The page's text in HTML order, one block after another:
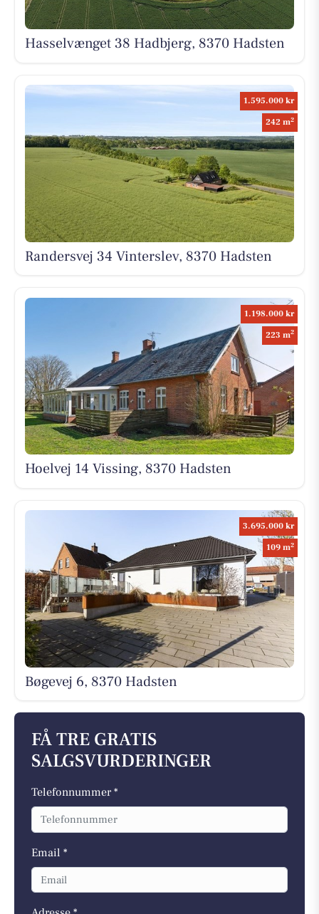
Hasselvænget 38 Hadbjerg, 8370 Hadsten
1.595.000 kr
242 m2
Randersvej 34 Vinterslev, 8370 Hadsten
1.198.000 kr
223 m2
Hoelvej 14 Vissing, 8370 Hadsten
3.695.000 kr
109 m2
Bøgevej 6, 8370 Hadsten
FÅ TRE GRATIS
SALGSVURDERINGER
Telefonnummer *
Email *